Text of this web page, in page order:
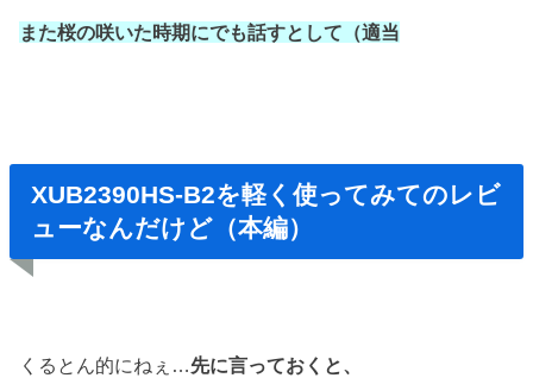
また桜の咲いた時期にでも話すとして（適当
XUB2390HS-B2を軽く使ってみてのレビ
ューなんだけど（本編）
くるとん的にねぇ…先に言っておくと、